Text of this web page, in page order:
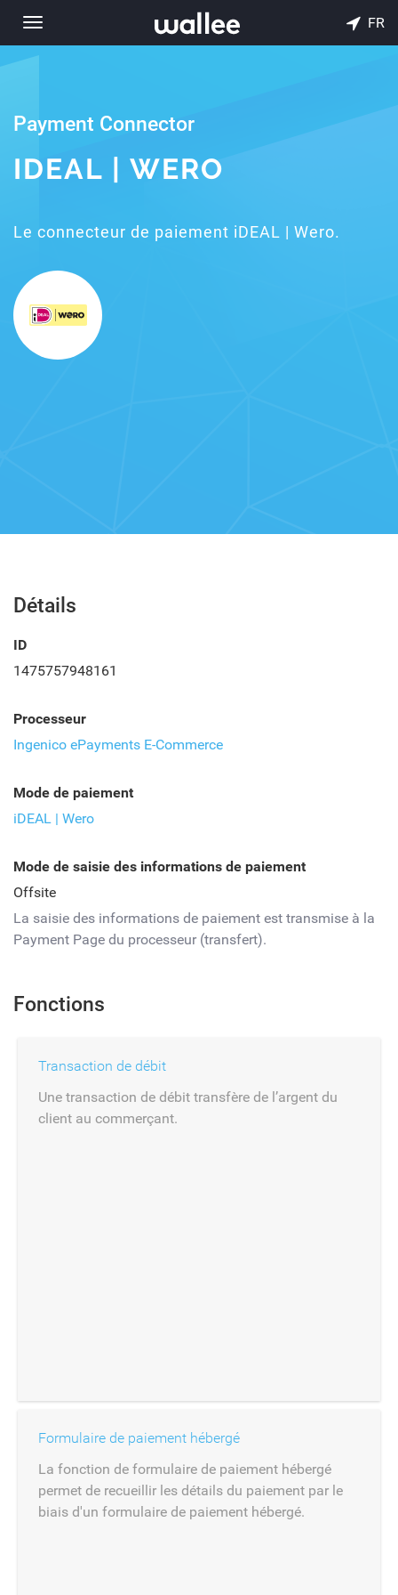
Toggle
navigation
FR
Payment Connector
IDEAL | WERO
Le connecteur de paiement iDEAL | Wero.
Détails
ID
1475757948161
Processeur
Ingenico ePayments E-Commerce
Mode de paiement
iDEAL | Wero
Mode de saisie des informations de paiement
Offsite
La saisie des informations de paiement est transmise à la
Payment Page du processeur (transfert).
Fonctions
Transaction de débit
Une transaction de débit transfère de l’argent du
client au commerçant.
Formulaire de paiement hébergé
La fonction de formulaire de paiement hébergé
permet de recueillir les détails du paiement par le
biais d'un formulaire de paiement hébergé.